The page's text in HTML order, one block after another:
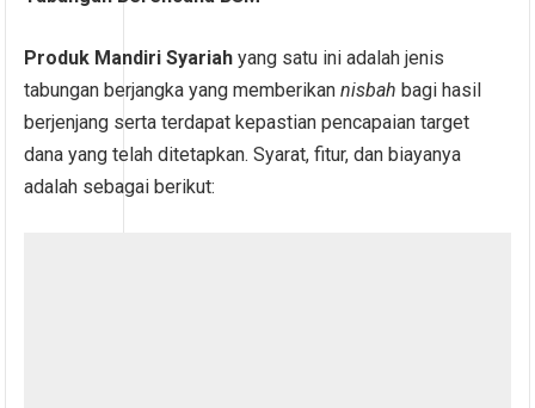
Produk Mandiri Syariah yang satu ini adalah jenis
tabungan berjangka yang memberikannisbah bagi hasil
berjenjang serta terdapat kepastian pencapaian target
dana yang telah ditetapkan. Syarat, fitur, dan biayanya
adalah sebagai berikut: